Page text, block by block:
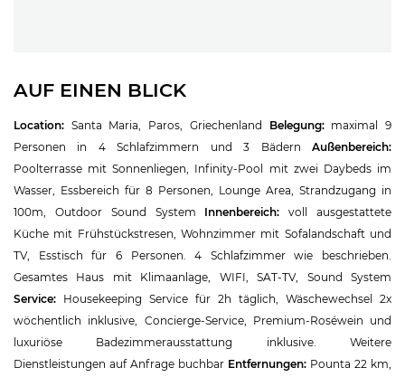
AUF EINEN BLICK
Location: Santa Maria, Paros, Griechenland Belegung: maximal 9
Personen in 4 Schlafzimmern und 3 Bädern Außenbereich:
Poolterrasse mit Sonnenliegen, Infinity-Pool mit zwei Daybeds im
Wasser, Essbereich für 8 Personen, Lounge Area, Strandzugang in
100m, Outdoor Sound System Innenbereich: voll ausgestattete
Küche mit Frühstückstresen, Wohnzimmer mit Sofalandschaft und
TV, Esstisch für 6 Personen. 4 Schlafzimmer wie beschrieben.
Gesamtes Haus mit Klimaanlage, WIFI, SAT-TV, Sound System
Service: Housekeeping Service für 2h täglich, Wäschewechsel 2x
wöchentlich inklusive, Concierge-Service, Premium-Roséwein und
luxuriöse Badezimmerausstattung inklusive. Weitere
Dienstleistungen auf Anfrage buchbar Entfernungen: Pounta 22 km,